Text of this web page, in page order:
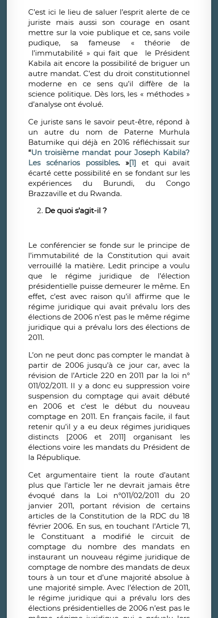
C’est ici le lieu de saluer l’esprit alerte de ce
juriste mais aussi son courage en osant
mettre sur la voie publique et ce, sans voile
pudique, sa fameuse « théorie de
l’immutabilité » qui fait que
le Président
Kabila ait encore la possibilité de briguer un
autre mandat. C’est du droit constitutionnel
moderne en ce sens qu’il diffère de la
science politique. Dès lors, les « méthodes »
d’analyse ont évolué.
Ce juriste sans le savoir peut-être, répond à
un autre du nom de Paterne Murhula
Batumike qui déjà en 2016 réfléchissait sur
“Un troisième mandat pour Joseph Kabila?
Les scénarios possibles. »[1]
et qui avait
écarté cette possibilité en se fondant sur les
expériences du Burundi, du Congo
Brazzaville et du Rwanda.
De quoi s’agit-il ?
Le conférencier se fonde sur le principe de
l’immutabilité de la Constitution qui avait
verrouillé la matière. Ledit principe a voulu
que le régime juridique de l’élection
présidentielle puisse demeurer le même. En
effet, c’est avec raison qu’il affirme que le
régime juridique qui avait prévalu lors des
élections de 2006 n’est pas le même régime
juridique qui a prévalu lors des élections de
2011.
L’on ne peut donc pas compter le mandat à
partir de 2006 jusqu’à ce jour car, avec la
révision de l’Article 220 en 2011 par la loi n°
011/02/2011. Il y a donc eu suppression voire
suspension du comptage qui avait débuté
en 2006 et c’est le début du nouveau
comptage en 2011. En français facile, il faut
retenir qu’il y a eu deux régimes juridiques
distincts [2006 et 2011] organisant les
élections voire les mandats du Président de
la République.
Cet argumentaire tient la route d’autant
plus que l’article 1er ne devrait jamais être
évoqué dans la Loi n°011/02/2011 du 20
janvier 2011, portant révision de certains
articles de la Constitution de la RDC du 18
février 2006. En sus, en touchant l’Article 71,
le Constituant a modifié le circuit de
comptage du nombre des mandats en
instaurant un nouveau régime juridique de
comptage de nombre des mandats de deux
tours à un tour et d’une majorité absolue à
une majorité simple. Avec l’élection de 2011,
le régime juridique qui a prévalu lors des
élections présidentielles de 2006 n’est pas le